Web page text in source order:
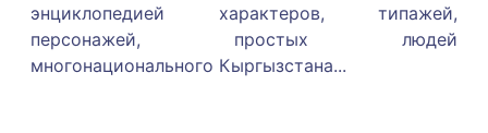
энциклопедией характеров, типажей,
персонажей, простых людей
многонационального Кыргызстана...